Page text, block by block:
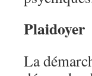
Plaidoyer
La